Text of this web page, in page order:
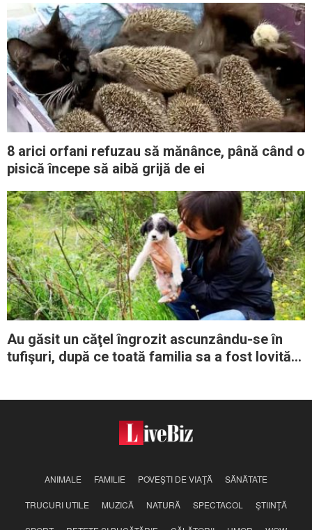
8 arici orfani refuzau să mănânce, până când o
pisică începe să aibă grijă de ei
Au găsit un căţel îngrozit ascunzându-se în
tufişuri, după ce toată familia sa a fost lovită
ANIMALE FAMILIE POVEŞTI DE VIAŢĂ SĂNĂTATE
TRUCURI UTILE MUZICĂ NATURĂ SPECTACOL ŞTIINŢĂ